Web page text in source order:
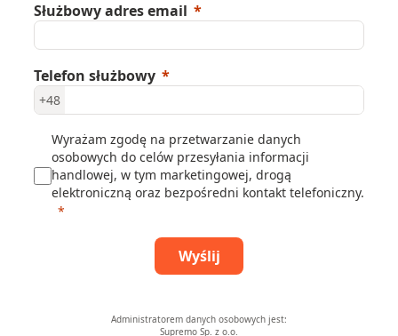
Służbowy adres email
Telefon służbowy
+48
Wyrażam zgodę na przetwarzanie danych
osobowych do celów przesyłania informacji
handlowej, w tym marketingowej, drogą
elektroniczną oraz bezpośredni kontakt telefoniczny.
Wyślij
Administratorem danych osobowych jest:
Supremo Sp. z o.o.